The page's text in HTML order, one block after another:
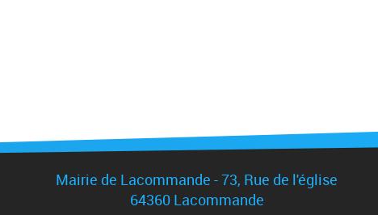
Mairie de Lacommande - 73, Rue de l'église
64360 Lacommande